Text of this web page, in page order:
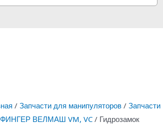
/ Запчасти для манипуляторов / Запчасти
ВЕЛМАШ VM, VC / Гидрозамок